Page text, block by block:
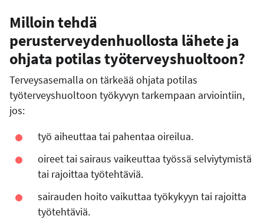
Milloin tehdä
perusterveydenhuollosta lähete ja
ohjata potilas työterveyshuoltoon?
Terveysasemalla on tärkeää ohjata potilas
työterveyshuoltoon työkyvyn tarkempaan arviointiin,
jos:
työ aiheuttaa tai pahentaa oireilua.
oireet tai sairaus vaikeuttaa työssä selviytymistä
tai rajoittaa työtehtäviä.
sairauden hoito vaikuttaa työkykyyn tai rajoitta
työtehtäviä.